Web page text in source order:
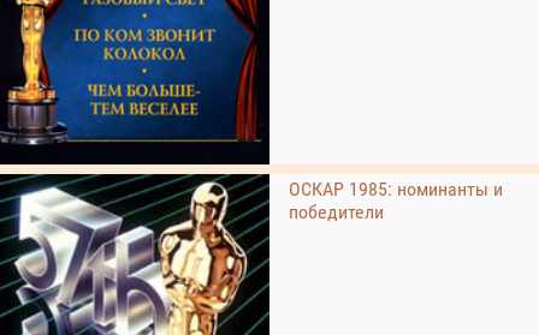
ОСКАР 1985: номинанты и
победители